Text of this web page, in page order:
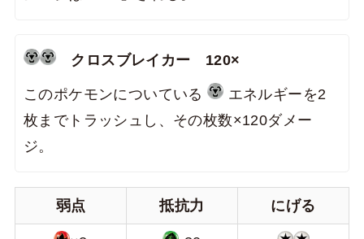
クロスブレイカー 120×
このポケモンについている
エネルギーを2
枚までトラッシュし、その枚数×120ダメー
ジ。
弱点 抵抗力 にげる